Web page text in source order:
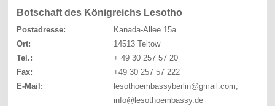
Botschaft des Königreichs Lesotho
Postadresse:
Kanada-Allee 15a
Ort:
14513 Teltow
Tel.:
+ 49 30 257 57 20
Fax:
+49 30 257 57 222
E-Mail:
lesothoembassyberlin@gmail.com,
info@lesothoembassy.de